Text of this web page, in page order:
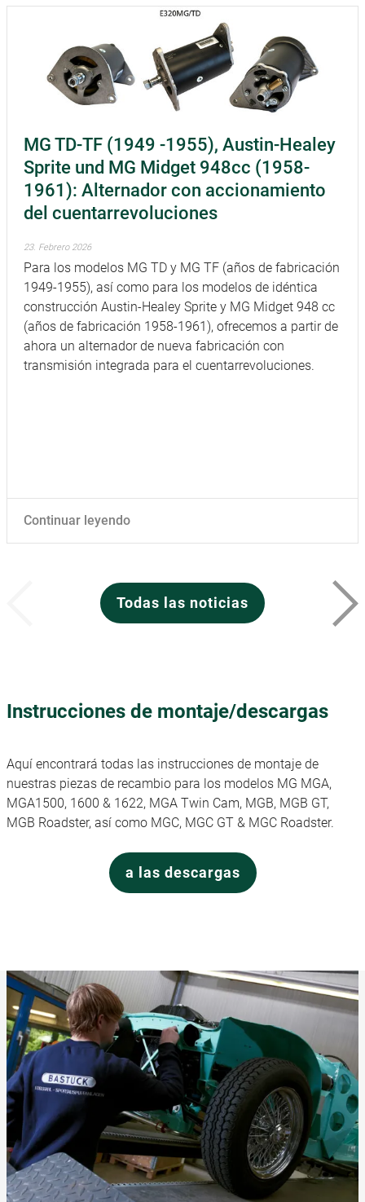
MG TD-TF (1949 -1955), Austin-Healey
Sprite und MG Midget 948cc (1958-
1961): Alternador con accionamiento
del cuentarrevoluciones
23. Febrero 2026
Para los modelos MG TD y MG TF (años de fabricación
1949-1955), así como para los modelos de idéntica
construcción Austin-Healey Sprite y MG Midget 948 cc
(años de fabricación 1958-1961), ofrecemos a partir de
ahora un alternador de nueva fabricación con
transmisión integrada para el cuentarrevoluciones.
Continuar leyendo
Todas las noticias
Instrucciones de montaje/descargas
Aquí encontrará todas las instrucciones de montaje de
nuestras piezas de recambio para los modelos MG MGA,
MGA1500, 1600 & 1622, MGA Twin Cam, MGB, MGB GT,
MGB Roadster, así como MGC, MGC GT & MGC Roadster.
a las descargas